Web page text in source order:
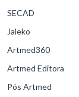
SECAD
Jaleko
Artmed360
Artmed Editora
Pós Artmed